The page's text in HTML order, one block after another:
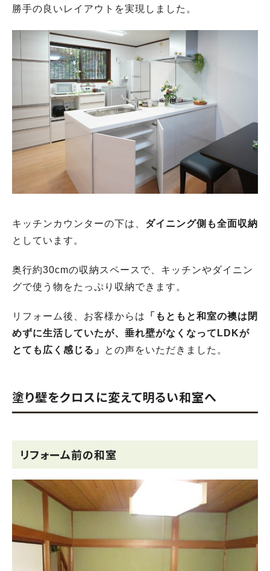
勝手の良いレイアウトを実現しました。
キッチンカウンターの下は、 ダイニング側も全面収納
としています。
奥行約30cmの収納スペースで、キッチンやダイニン
グで使う物をたっぷり収納できます。
リフォーム後、お客様からは
「もともと和室の襖は閉
めずに生活していたが、垂れ壁がなくなってLDKが
とても広く感じる」
との声をいただきました。
塗り壁をクロスに変えて明るい和室へ
リフォーム前の和室